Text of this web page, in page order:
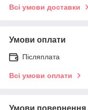
Всі умови доставки
Умови оплати
Післяплата
Всі умови оплати
Умови повернення